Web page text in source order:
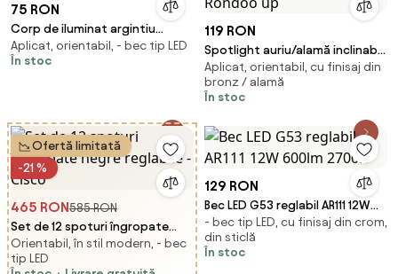
75 RON
Corp de iluminat argintiu
TWEED
Aplicat, orientabil, - bec tip LED
În stoc
119 RON
Spotlight auriu/alamă inclinabil
și rotativ - Rondoo up
Aplicat, orientabil, cu finisaj din
bronz / alamă
În stoc
Ofertă limitată
-21 %
465 RON585 RON
Set de 12 spoturi îngropate
negre reglabile - Cisco
Orientabil, în stil modern, - bec
tip LED
129 RON
Bec LED G53 reglabil AR111 12W
600lm 2700K
- bec tip LED, cu finisaj din crom,
din sticlă
În stoc